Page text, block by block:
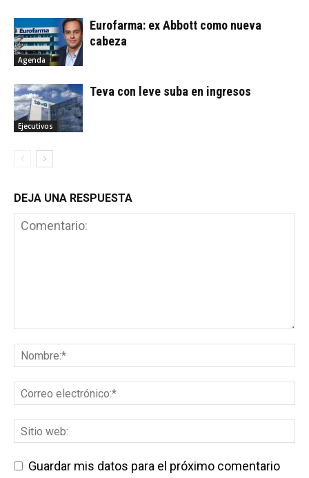
Agenda
Eurofarma: ex Abbott como nueva
cabeza
Ejecutivos
Teva con leve suba en ingresos
DEJA UNA RESPUESTA
Guardar mis datos para el próximo comentario